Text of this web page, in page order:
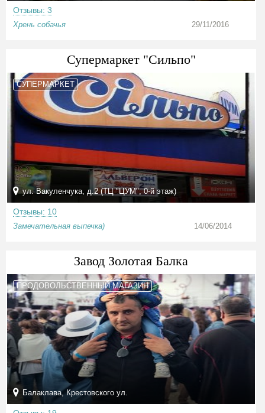
Отзывы: 3
Хрень собачья 29/11/2016
Супермаркет "Сильпо"
СУПЕРМАРКЕТ
ул. Вакуленчука, д.2 (ТЦ "ЦУМ", 0-й этаж)
Отзывы: 10
Замечательная выпечка) 14/06/2014
Завод Золотая Балка
ПРОДОВОЛЬСТВЕННЫЙ МАГАЗИН
Балаклава, Крестовского ул.